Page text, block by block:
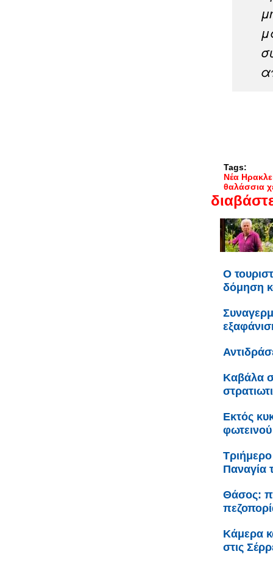
Tags:
Νέα
θαλάσσια
Ο
δόμηση
Καβάλα
Εκτός
Παναγία
Θάσος:
Κάμερα
στις